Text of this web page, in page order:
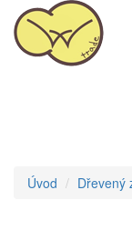
Úvod Dřevený